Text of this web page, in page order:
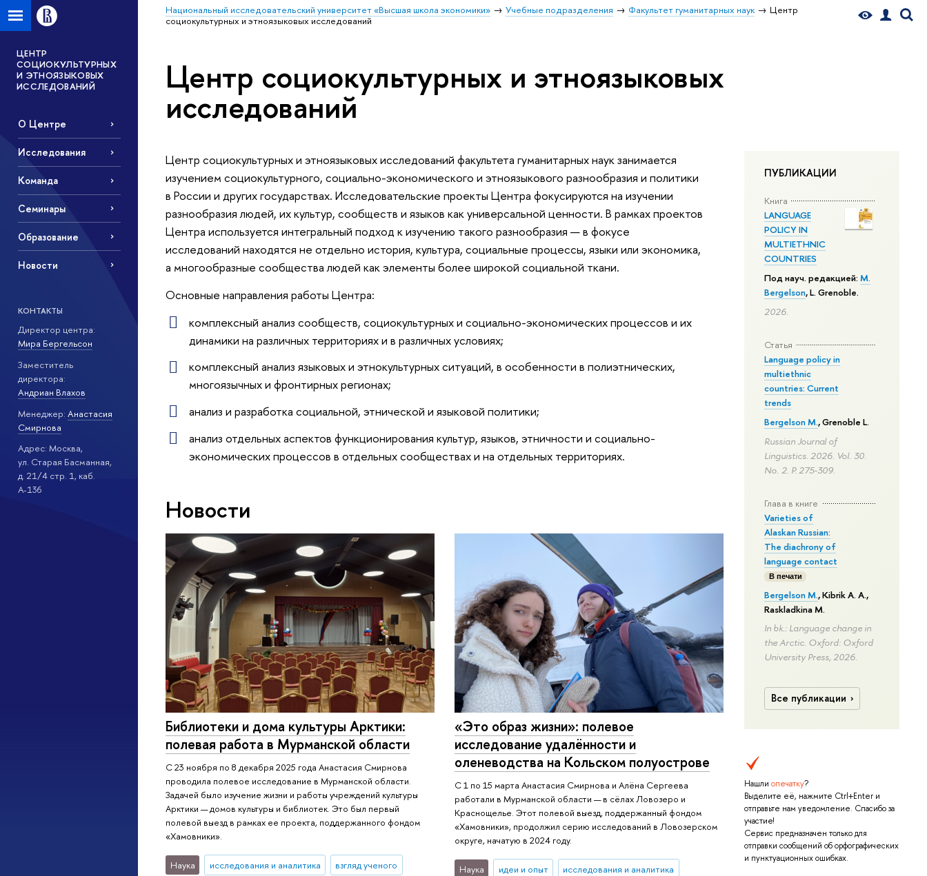
Национальный исследовательский университет «Высшая школа экономики» Учебные подразделения Факультет гуманитарных наук
Центр
социокультурных и этноязыковых исследований
ЦЕНТР
СОЦИОКУЛЬТУРНЫХ
И ЭТНОЯЗЫКОВЫХ
ИССЛЕДОВАНИЙ
О Центре
Исследования
Команда
Семинары
Образование
Новости
КОНТАКТЫ
Директор центра:
Мира Бергельсон
Заместитель
директора:
Андриан Влахов
Менеджер: Анастасия
Смирнова
Адрес: Москва,
ул. Старая Басманная,
д. 21/4 стр. 1, каб.
А-136
Центр социокультурных и этноязыковых
исследований
ПУБЛИКАЦИИ
Книга
LANGUAGE
POLICY IN
MULTIETHNIC
COUNTRIES
Под науч. редакцией:M.
Bergelson, L. Grenoble.
2026.
Статья
Language policy in
multiethnic
countries: Current
trends
Bergelson M., Grenoble L.
Russian Journal of
Linguistics. 2026. Vol. 30.
No. 2. P. 275-309.
Глава в книге
Varieties of
Alaskan Russian:
The diachrony of
language contact
В печати
Bergelson M., Kibrik A. A.,
Raskladkina M.
In bk.: Language change in
the Arctic. Oxford: Oxford
University Press, 2026.
Все публикации
Нашли опечатку?
Выделите её, нажмите Ctrl+Enter и
отправьте нам уведомление. Спасибо за
участие!
Сервис предназначен только для
отправки сообщений об орфографических
и пунктуационных ошибках.
Центр социокультурных и этноязыковых исследований факультета гуманитарных наук занимается
изучением социокультурного, социально-экономического и этноязыкового разнообразия и политики
в России и других государствах. Исследовательские проекты Центра фокусируются на изучении
разнообразия людей, их культур, сообществ и языков как универсальной ценности. В рамках проектов
Центра используется интегральный подход к изучению такого разнообразия — в фокусе
исследований находятся не отдельно история, культура, социальные процессы, языки или экономика,
а многообразные сообщества людей как элементы более широкой социальной ткани.
Основные направления работы Центра:
комплексный анализ сообществ, социокультурных и социально-экономических процессов и их
динамики на различных территориях и в различных условиях;
комплексный анализ языковых и этнокультурных ситуаций, в особенности в полиэтнических,
многоязычных и фронтирных регионах;
анализ и разработка социальной, этнической и языковой политики;
анализ отдельных аспектов функционирования культур, языков, этничности и социально-
экономических процессов в отдельных сообществах и на отдельных территориях.
Новости
Библиотеки и дома культуры Арктики:
полевая работа в Мурманской области
C 23 ноября по 8 декабря 2025 года Анастасия Смирнова
проводила полевое исследование в Мурманской области.
Задачей было изучение жизни и работы учреждений культуры
Арктики — домов культуры и библиотек. Это был первый
полевой выезд в рамках ее проекта, поддержанного фондом
«Хамовники».
Наука исследования и аналитика взгляд ученого
«Это образ жизни»: полевое
исследование удалённости и
оленеводства на Кольском полуострове
С 1 по 15 марта Анастасия Смирнова и Алёна Сергеева
работали в Мурманской области — в сёлах Ловозеро и
Краснощелье. Этот полевой выезд, поддержанный фондом
«Хамовники», продолжил серию исследований в Ловозерском
округе, начатую в 2024 году.
Наука идеи и опыт исследования и аналитика